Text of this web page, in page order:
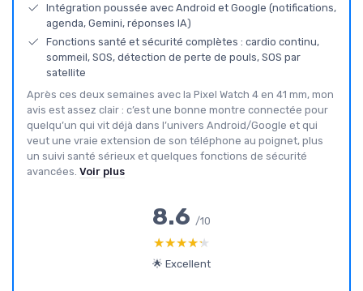
Intégration poussée avec Android et Google (notifications,
agenda, Gemini, réponses IA)
Fonctions santé et sécurité complètes : cardio continu,
sommeil, SOS, détection de perte de pouls, SOS par
satellite
Après ces deux semaines avec la Pixel Watch 4 en 41 mm, mon
avis est assez clair : c’est une bonne montre connectée pour
quelqu’un qui vit déjà dans l’univers Android/Google et qui
veut une vraie extension de son téléphone au poignet, plus
un suivi santé sérieux et quelques fonctions de sécurité
avancées. Voir plus
8.6 /10
★★★★★
★★★★★
🌟 Excellent